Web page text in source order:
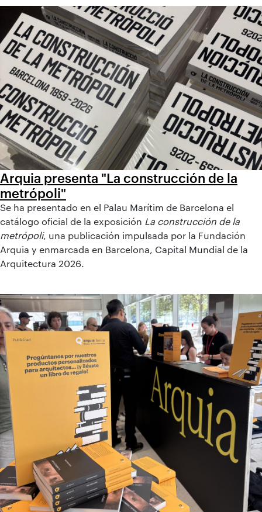
Arquia presenta "La construcción de la
metrópoli"
Se ha presentado en el Palau Marítim de Barcelona el
catálogo oficial de la exposición La construcción de la
metrópoli, una publicación impulsada por la Fundación
Arquia y enmarcada en Barcelona, Capital Mundial de la
Arquitectura 2026.